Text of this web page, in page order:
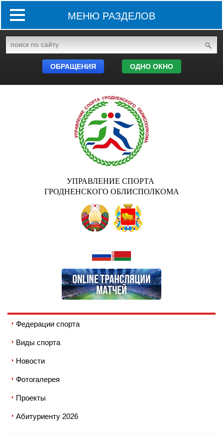
МЕНЮ РАЗДЕЛОВ
ОБРАЩЕНИЯ ОДНО ОКНО
УПРАВЛЕНИЕ СПОРТА
ГРОДНЕНСКОГО ОБЛИСПОЛКОМА
Федерации спорта
Виды спорта
Новости
Фотогалерея
Проекты
Абитуриенту 2026